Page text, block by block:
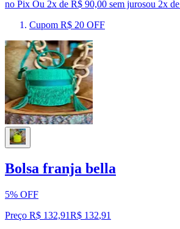
no Pix Ou 2x de R$ 90,00 sem jurosou 2x de
Cupom R$ 20 OFF
Bolsa franja bella
5% OFF
Preço R$ 132,91R$ 132,91